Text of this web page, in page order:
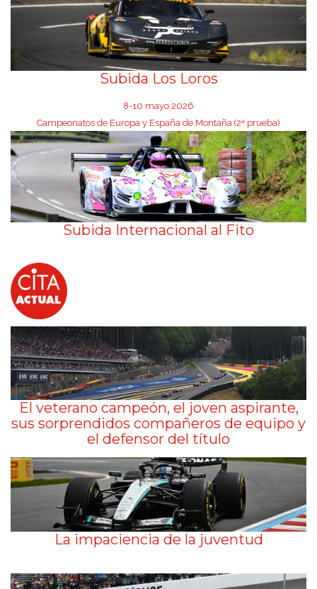
Subida Los Loros
8-10 mayo 2026
Campeonatos de Europa y España de Montaña (2ª prueba)
Subida Internacional al Fito
El veterano campeón, el joven aspirante,
sus sorprendidos compañeros de equipo y
el defensor del título
La impaciencia de la juventud